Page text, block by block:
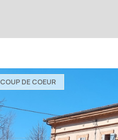
COUP DE COEUR